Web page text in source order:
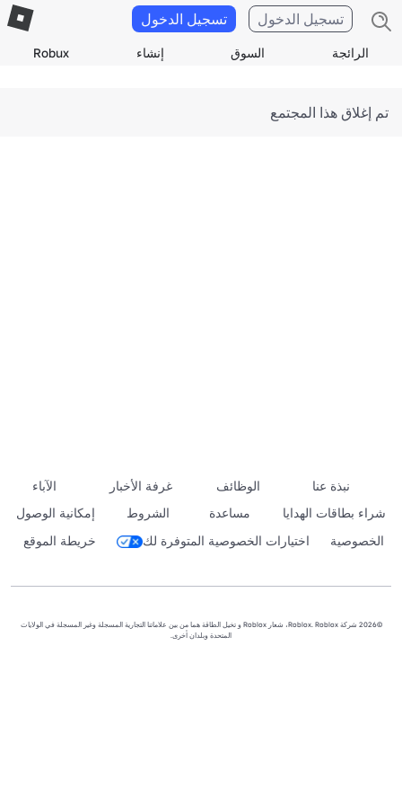
الرائجة السوق إنشاء Robux
تسجيل الدخول تسجيل الدخول
تم إغلاق هذا المجتمع
نبذة عنا الوظائف غرفة الأخبار
الآباء
شراء بطاقات الهدايا
مساعدة الشروط
إمكانية الوصول
الخصوصية
اختيارات الخصوصية المتوفرة لك خريطة الموقع
©2026 شركة Roblox. Roblox، شعار Roblox و تخيل الطاقة هما من بين علاماتنا التجارية المسجلة وغير المسجلة في الولايات
المتحدة وبلدان أخرى.